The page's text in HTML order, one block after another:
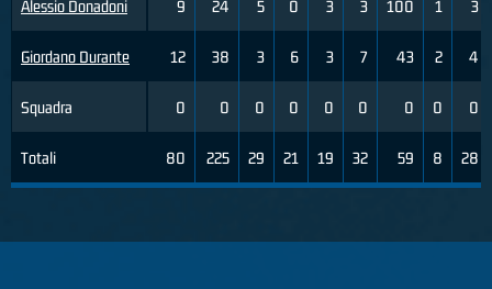
Alessio Donadoni
Giordano Durante
Squadra
Totali
9 24 5 0 3 3 100 1 3
12 38 3 6 3 7 43 2 4
0 0 0 0 0 0 0 0 0
80 225 29 21 19 32 59 8 28